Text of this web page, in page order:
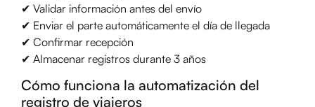
✔ Validar información antes del envío
✔ Enviar el parte automáticamente el día de llegada
✔ Confirmar recepción
✔ Almacenar registros durante 3 años
Cómo funciona la automatización del
registro de viajeros